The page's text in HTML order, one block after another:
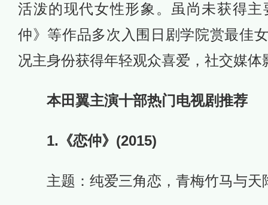
活泼的现代女性形象。虽尚未获得
仲》等作品多次入围日剧学院赏最佳
况主身份获得年轻观众喜爱，社交媒
本田翼主演十部热门电视剧推荐
1.《恋仲》(2015)
主题：纯爱三角恋，青梅竹马与